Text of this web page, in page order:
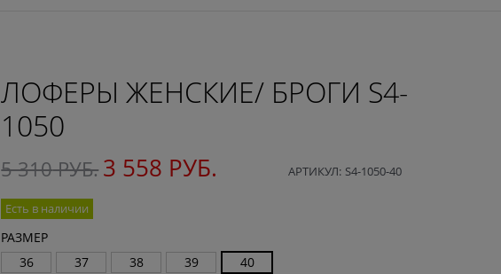
ЛОФЕРЫ ЖЕНСКИЕ/ БРОГИ S4-
1050
5 310 РУБ. 3 558 РУБ. АРТИКУЛ: S4-1050-40
Есть в наличии
РАЗМЕР
36
37 38 39 40